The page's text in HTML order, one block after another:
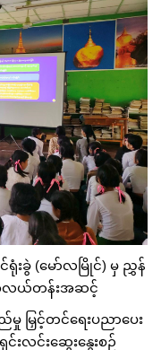
ခွဲ (မော်လမြိုင်) မှ ညွှန်
အလယ်တန်းအဆင့်
မြှင့်တင်ရေးပညာပေး
င်းလင်းဆွေးနွေးစဉ်